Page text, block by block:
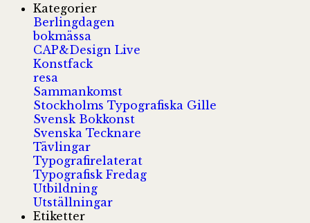
Kategorier
Berlingdagen
bokmässa
CAP&Design Live
Konstfack
resa
Sammankomst
Stockholms Typografiska Gille
Svensk Bokkonst
Svenska Tecknare
Tävlingar
Typografirelaterat
Typografisk Fredag
Utbildning
Utställningar
Etiketter